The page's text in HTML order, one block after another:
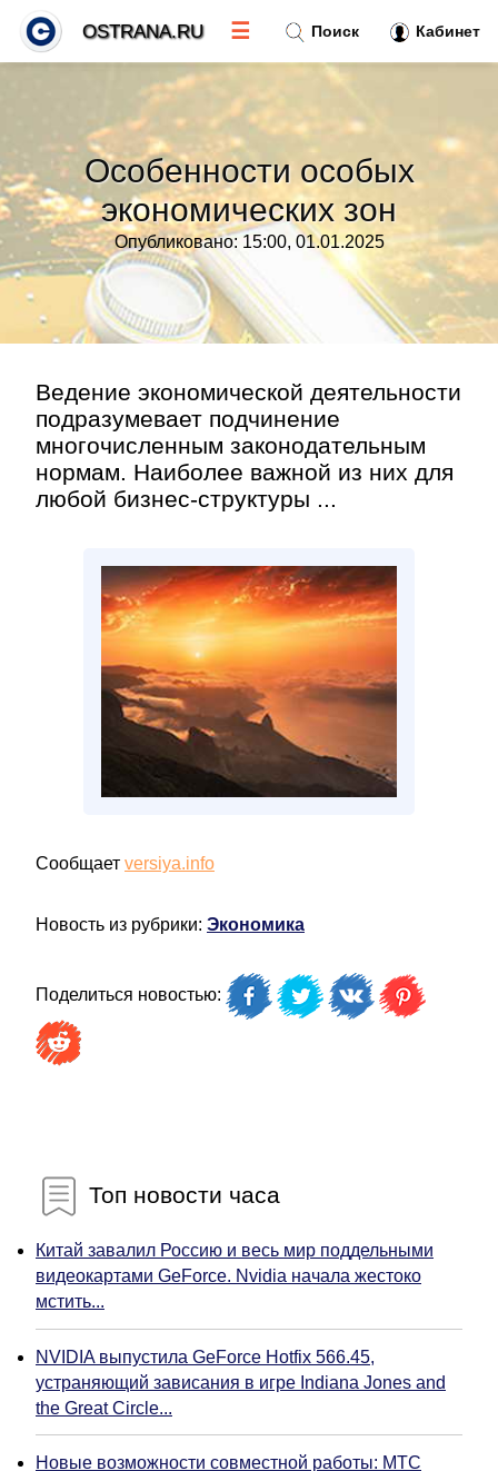
Особенности особых
экономических зон
Опубликовано: 15:00, 01.01.2025
Ведение экономической деятельности
подразумевает подчинение
многочисленным законодательным
нормам. Наиболее важной из них для
любой бизнес-структуры ...
Сообщает versiya.info
Новость из рубрики: Экономика
Поделиться новостью:
Топ новости часа
Китай завалил Россию и весь мир поддельными
видеокартами GeForce. Nvidia начала жестоко
мстить...
NVIDIA выпустила GeForce Hotfix 566.45,
устраняющий зависания в игре Indiana Jones and
the Great Circle...
Новые возможности совместной работы: МТС
Поиск Кабинет
OSTRANA.RU ☰
Тренды новостей»
Рубрики»
Правила»
Контакт»